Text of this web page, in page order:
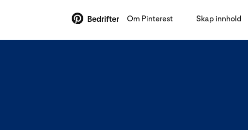
Bedrifter Om Pinterest Skap innhold